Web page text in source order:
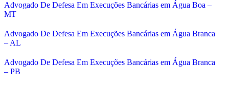
Advogado De Defesa Em Execuções Bancárias em Água Boa –
MT
Advogado De Defesa Em Execuções Bancárias em Água Branca
– AL
Advogado De Defesa Em Execuções Bancárias em Água Branca
– PB